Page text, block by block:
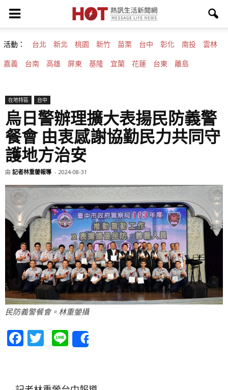
活動： 台北 新北 桃園 新竹 苗栗 台中 彰化 南投 雲林
嘉義 台南 高雄 屏東 基隆 宜蘭 花蓮 台東 離島
在地特區 台中
烏日警辦理擴大表揚民防義警
餐會 由衷感謝協勤民力共同守
護地方治安
由 記者林重鎣報導 - 2024-08-31
民防義警餐會。林重鎣攝
Facebook
Twitter
Line